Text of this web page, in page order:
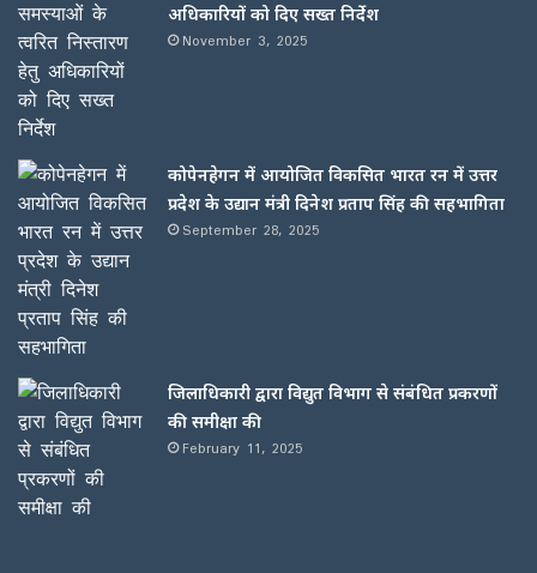
अधिकारियों को दिए सख्त निर्देश
November 3, 2025
कोपेनहेगन में आयोजित विकसित भारत रन में उत्तर
प्रदेश के उद्यान मंत्री दिनेश प्रताप सिंह की सहभागिता
September 28, 2025
जिलाधिकारी द्वारा विद्युत विभाग से संबंधित प्रकरणों
की समीक्षा की
February 11, 2025